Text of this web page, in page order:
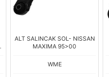
ALT SALINCAK SOL- NISSAN
MAXIMA 95>00
WME